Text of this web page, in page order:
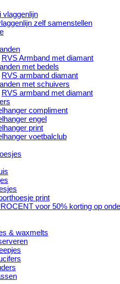
vlaggenlijn
zelf samenstellen
RVS Armband met diamant
met bedels
RVS armband diamant
met schuivers
RVS armband met diamant
compliment
engel
print
voetbalclub
print
voor 50% korting op
& waxmelts